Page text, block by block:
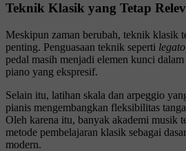
Teknik Klasik yang Tetap
Meskipun zaman berubah, teknik klasik
penting. Penguasaan teknik seperti legato
pedal masih menjadi elemen kunci
piano yang ekspresif.
Selain itu, latihan skala dan arpeggio
pianis mengembangkan fleksibilitas
Oleh karena itu, banyak akademi musik
metode pembelajaran klasik sebagai
modern.